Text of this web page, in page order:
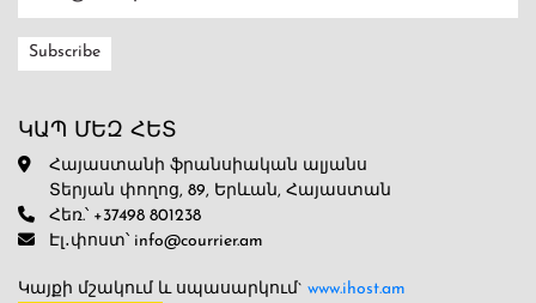
ԿԱՊ ՄԵԶ ՀԵՏ
Հայաստանի ֆրանսիական ալյանս
Տերյան փողոց, 89, Երևան, Հայաստան
Հեռ.՝ +37498 801238
Էլ․փոստ՝ info@courrier.am
Կայքի մշակում և սպասարկում` www.ihost.am